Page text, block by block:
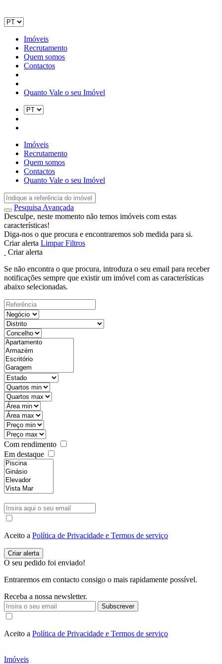
Imóveis
Recrutamento
Quem somos
Contactos
Quanto Vale o seu Imóvel
Imóveis
Recrutamento
Quem somos
Contactos
Quanto Vale o seu Imóvel
Pesquisa Avançada
Desculpe, neste momento não temos imóveis com estas
características!
Diga-nos o que procura e encontraremos sob medida para si.
Criar alerta Limpar Filtros
Criar alerta
Se não encontra o que procura, introduza o seu email para receber
notificações sempre que existir um imóvel com as características
abaixo selecionadas.
Com rendimento
Em destaque
Aceito a Política de Privacidade e Termos de serviço
O seu pedido foi enviado!
Entraremos em contacto consigo o mais rapidamente possível.
Receba a nossa newsletter.
Subscrever
Aceito a Política de Privacidade e Termos de serviço
Imóveis